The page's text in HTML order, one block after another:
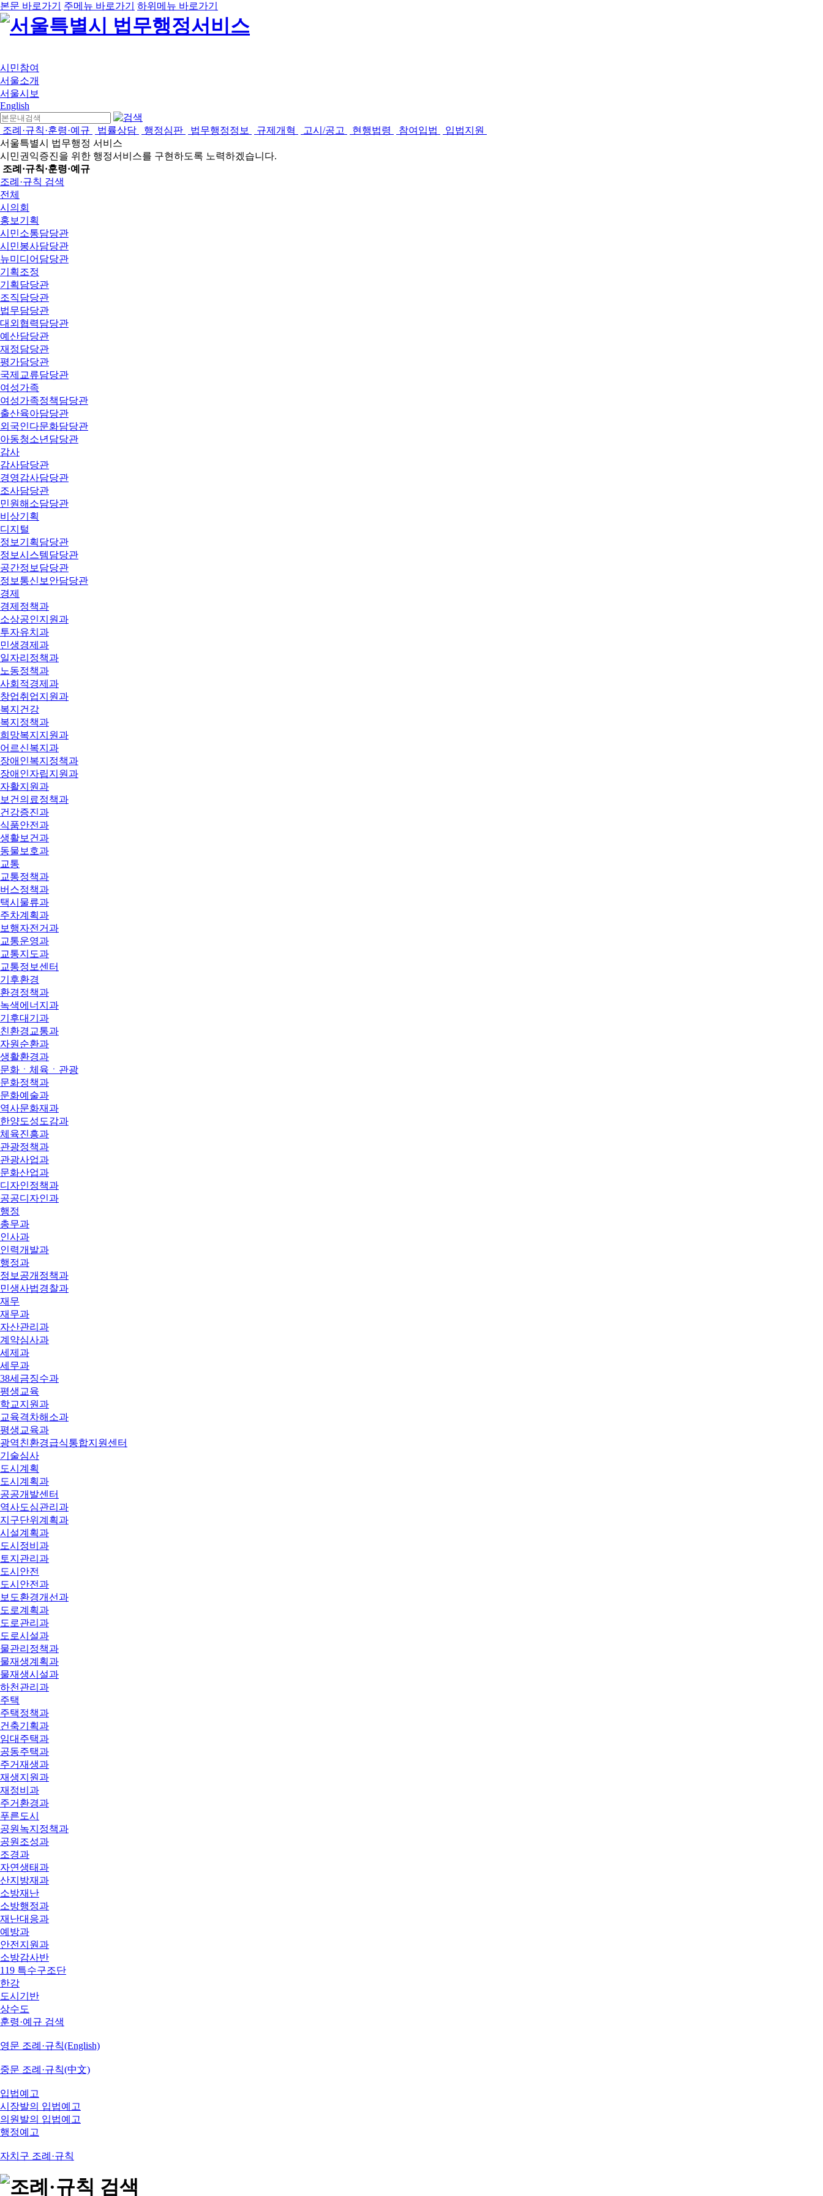
본문 바로가기 주메뉴 바로가기 하위메뉴 바로가기
시민참여
서울소개
서울시보
English
조례·규칙·훈령·예규 법률상담 행정심판 법무행정정보 규제개혁 고시/공고 현행법령 참여입법
입법지원
서울특별시 법무행정 서비스
시민권익증진을 위한 행정서비스를 구현하도록 노력하겠습니다.
조례·규칙·훈령·예규
조례·규칙 검색
전체
시의회
홍보기획
시민소통담당관
시민봉사담당관
뉴미디어담당관
기획조정
기획담당관
조직담당관
법무담당관
대외협력담당관
예산담당관
재정담당관
평가담당관
국제교류담당관
여성가족
여성가족정책담당관
출산육아담당관
외국인다문화담당관
아동청소년담당관
감사
감사담당관
경영감사담당관
조사담당관
민원해소담당관
비상기획
디지털
정보기획담당관
정보시스템담당관
공간정보담당관
정보통신보안담당관
경제
경제정책과
소상공인지원과
투자유치과
민생경제과
일자리정책과
노동정책과
사회적경제과
창업취업지원과
복지건강
복지정책과
희망복지지원과
어르신복지과
장애인복지정책과
장애인자립지원과
자활지원과
보건의료정책과
건강증진과
식품안전과
생활보건과
동물보호과
교통
교통정책과
버스정책과
택시물류과
주차계획과
보행자전거과
교통운영과
교통지도과
교통정보센터
기후환경
환경정책과
녹색에너지과
기후대기과
친환경교통과
자원순환과
생활환경과
문화ㆍ체육ㆍ관광
문화정책과
문화예술과
역사문화재과
한양도성도감과
체육진흥과
관광정책과
관광사업과
문화산업과
디자인정책과
공공디자인과
행정
총무과
인사과
인력개발과
행정과
정보공개정책과
민생사법경찰과
재무
재무과
자산관리과
계약심사과
세제과
세무과
38세금징수과
평생교육
학교지원과
교육격차해소과
평생교육과
광역친환경급식통합지원센터
기술심사
도시계획
도시계획과
공공개발센터
역사도심관리과
지구단위계획과
시설계획과
도시정비과
토지관리과
도시안전
도시안전과
보도환경개선과
도로계획과
도로관리과
도로시설과
물관리정책과
물재생계획과
물재생시설과
하천관리과
주택
주택정책과
건축기획과
임대주택과
공동주택과
주거재생과
재생지원과
재정비과
주거환경과
푸른도시
공원녹지정책과
공원조성과
조경과
자연생태과
산지방재과
소방재난
소방행정과
재난대응과
예방과
안전지원과
소방감사반
119 특수구조단
한강
도시기반
상수도
훈령·예규 검색
영문 조례·규칙(English)
중문 조례·규칙(中文)
입법예고
시장발의 입법예고
의원발의 입법예고
행정예고
자치구 조례·규칙